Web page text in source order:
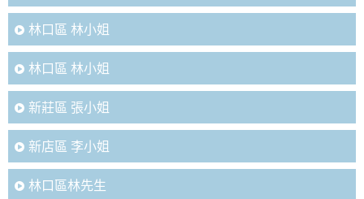
林口區 林小姐
林口區 林小姐
新莊區 張小姐
新店區 李小姐
林口區林先生